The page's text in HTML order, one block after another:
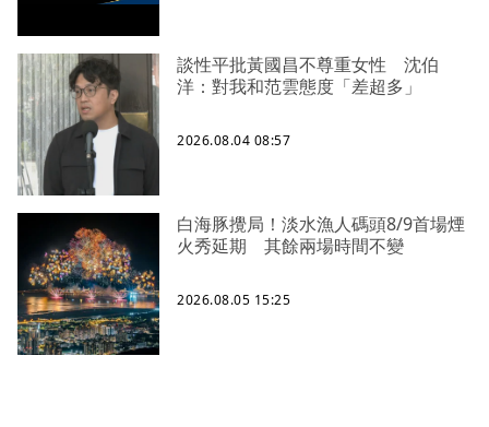
談性平批黃國昌不尊重女性 沈伯
洋：對我和范雲態度「差超多」
2026.08.04 08:57
白海豚攪局！淡水漁人碼頭8/9首場煙
火秀延期 其餘兩場時間不變
2026.08.05 15:25